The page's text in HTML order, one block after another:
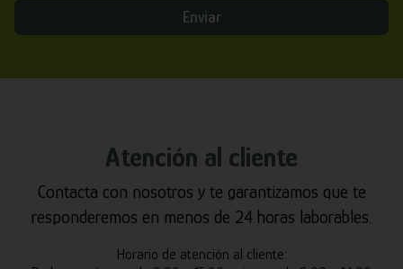
Enviar
Atención al cliente
Contacta con nosotros y te garantizamos que te
responderemos en menos de 24 horas laborables.
Horario de atención al cliente: